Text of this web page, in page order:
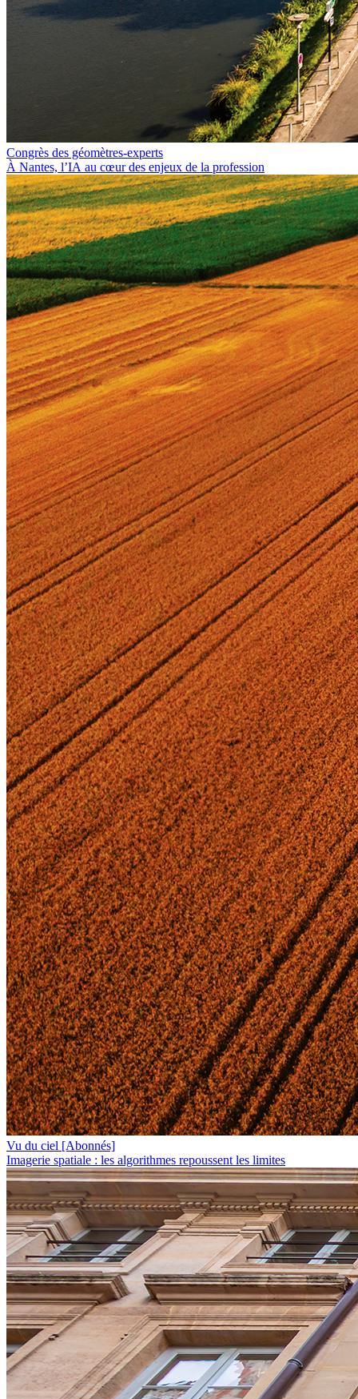
Congrès des géomètres-experts
À Nantes, l’IA au cœur des enjeux de la profession
Vu du ciel [Abonnés]
Imagerie spatiale : les algorithmes repoussent les limites